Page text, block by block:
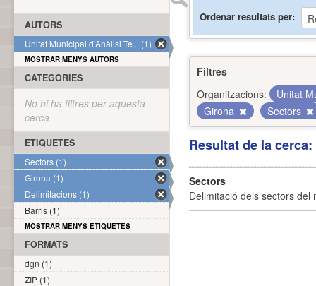
Ordenar resultats per
Filtres
Organitzacions:
Unitat
Girona
Sectors
Resultat de la
Sectors
Delimitació dels sectors del
AUTORS
Unitat Municipal d'Anàlisi Te... (1)
MOSTRAR MENYS AUTORS
CATEGORIES
No hi ha filtres per aquesta
cerca
ETIQUETES
Sectors (1)
Girona (1)
Delimitacions (1)
Barris (1)
MOSTRAR MENYS ETIQUETES
FORMATS
dgn (1)
ZIP (1)